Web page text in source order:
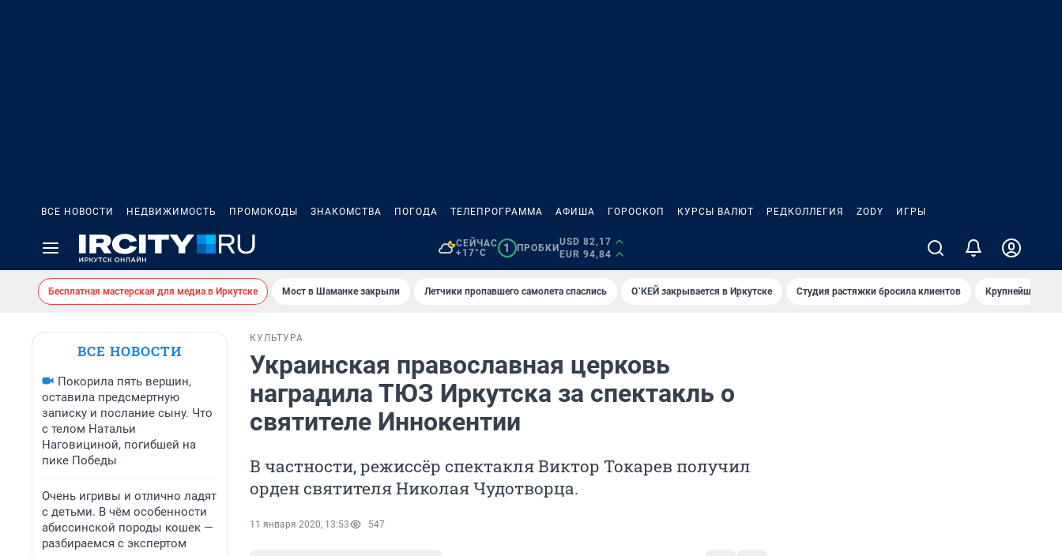
ВСЕ НОВОСТИ НЕДВИЖИМОСТЬ ПРОМОКОДЫ ЗНАКОМСТВА ПОГОДА ТЕЛЕПРОГРАММА АФИША ГОРОСКОП КУРСЫ ВАЛЮТ РЕДКОЛЛЕГИЯ ZODY ИГРЫ
СЕЙЧАС
+17°C
1 ПРОБКИ
USD 82,17
EUR 94,84
Бесплатная мастерская для медиа в Иркутске Мост в Шаманке закрыли Летчики пропавшего самолета спаслись О`КЕЙ закрывается в Иркутске Студия растяжки бросила клиентов Крупнейшие
ВСЕ НОВОСТИ
Покорила пять вершин,
оставила предсмертную
записку и послание сыну. Что
с телом Натальи
Наговициной, погибшей на
пике Победы
Очень игривы и отлично ладят
с детьми. В чём особенности
абиссинской породы кошек —
разбираемся с экспертом
КУЛЬТУРА
Украинская православная церковь
наградила ТЮЗ Иркутска за спектакль о
святителе Иннокентии
В частности, режиссёр спектакля Виктор Токарев получил
орден святителя Николая Чудотворца.
11 января 2020, 13:53 547